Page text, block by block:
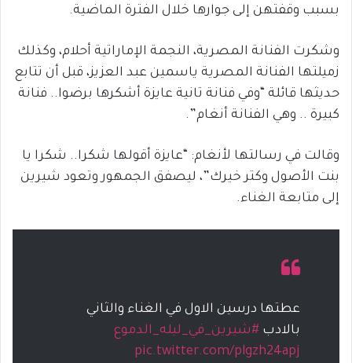
بسبب وقفتهن إلى جوارها خلال الفترة الماضية.
وشكرت الفنانة المصرية، النجمة الإماراتية أحلام، وكذلك
زميلتها الفنانة المصرية ياسمين عبد العزيز، قبل أن تتابع
حديثها قائلة “وفي فنانة تانية عايزة أشكرها برضوا.. فنانة
كبيرة .. وهي الفنانة أنغام”.
وقالت في رسالتها لأنغام: “عايزة أقولها شكرا.. شكرا يا
بنت الأصول وكتر خيرك”، ليصفق الجمهور وتعود شيرين
إلى متابعة الغناء.
عطتها درسين الاول في الغناء والثاني
بالادب #شيرين_في_ليله_الدموع
pic.twitter.com/plgzh24apj